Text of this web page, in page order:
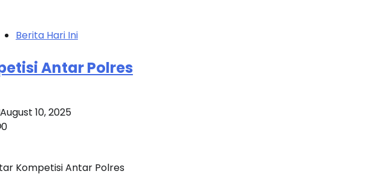
Berita Hari Ini
Antar Polres
August 10, 2025
0
Kompetisi Antar Polres